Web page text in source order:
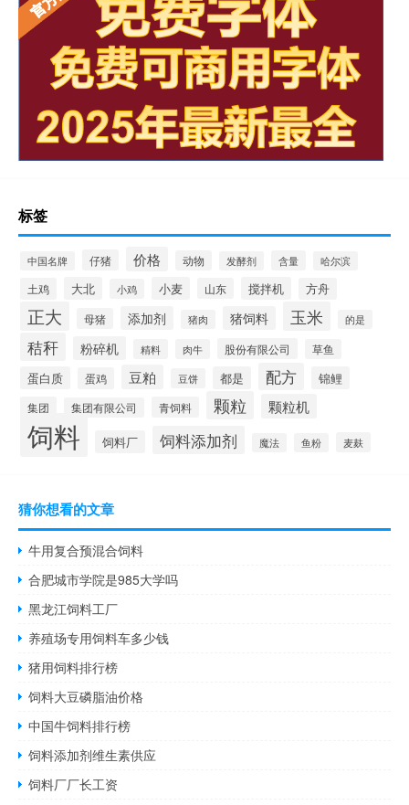
标签
中国名牌 仔猪 价格 动物 发酵剂 含量 哈尔滨
土鸡 大北 小鸡 小麦 山东 搅拌机 方舟
正大 母猪 添加剂 猪肉 猪饲料 玉米 的是
秸秆 粉碎机 精料 肉牛 股份有限公司 草鱼
蛋白质 蛋鸡 豆粕 豆饼 都是 配方 锦鲤
集团 集团有限公司 青饲料 颗粒 颗粒机
饲料 饲料厂 饲料添加剂 魔法 鱼粉 麦麸
猜你想看的文章
牛用复合预混合饲料
合肥城市学院是985大学吗
黑龙江饲料工厂
养殖场专用饲料车多少钱
猪用饲料排行榜
饲料大豆磷脂油价格
中国牛饲料排行榜
饲料添加剂维生素供应
饲料厂厂长工资